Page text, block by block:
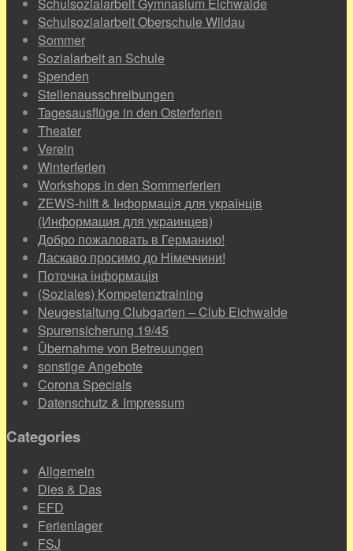
Schulsozialarbeit Oberschule Wildau
Sommer
Sozialarbeit an Schule
Spenden
Stellenausschreibungen
Tagesausflüge in den Osterferien
Theater
Verein
Winterferien
Workshops in den Sommerferien
ZEWS-hilft & Інформація для українців
(Информация для украинцев)
Добро пожаловать в Германию!
Ласкаво просимо до Німеччини!
Поточна інформація
(Soziales) Kompetenztraining
Neugestaltung Clubgarten – Club Eichwalde
Spurensicherung 19/45
Übernahme von Betreuungen
sonstige Angebote
Corona Specials
Datenschutz & Impressum
Categories
Allgemein
Dies & Das
EFD
Ferienlager
FSJ